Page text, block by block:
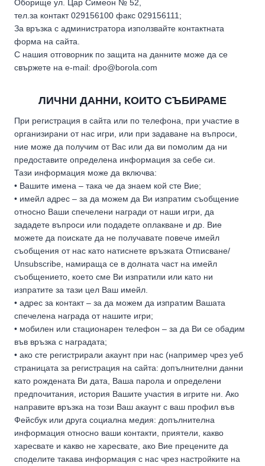
Оборище ул. Цар Симеон № 52,
тел.за контакт 029156100 факс 029156111;
За връзка с администратора използвайте контактната
форма на сайта.
С нашия отговорник по защита на данните може да се
свържете на e-mail: dpo@borola.com
ЛИЧНИ ДАННИ, КОИТО СЪБИРАМЕ
При регистрация в сайта или по телефона, при участие в
организирани от нас игри, или при задаване на въпроси,
ние може да получим от Вас или да ви помолим да ни
предоставите определена информация за себе си.
Тази информация може да включва:
• Вашите имена – така че да знаем кой сте Вие;
• имейл адрес – за да можем да Ви изпратим съобщение
относно Ваши спечелени награди от наши игри, да
зададете въпроси или подадете оплакване и др. Вие
можете да поискате да не получавате повече имейл
съобщения от нас като натиснете връзката Отписване/
Unsubscribe, намираща се в долната част на имейл
съобщението, което сме Ви изпратили или като ни
изпратите за тази цел Ваш имейл.
• адрес за контакт – за да можем да изпратим Вашата
спечелена награда от нашите игри;
• мобилен или стационарен телефон – за да Ви се обадим
във връзка с наградата;
• ако сте регистрирали акаунт при нас (например чрез уеб
страницата за регистрация на сайта: допълнителни данни
като рождената Ви дата, Ваша парола и определени
предпочитания, история Вашите участия в игрите ни. Ако
направите връзка на този Ваш акаунт с ваш профил във
Фейсбук или друга социална медия: допълнителна
информация относно ваши контакти, приятели, какво
харесвате и какво не харесвате, ако Вие прецените да
споделите такава информация с нас чрез настройките на